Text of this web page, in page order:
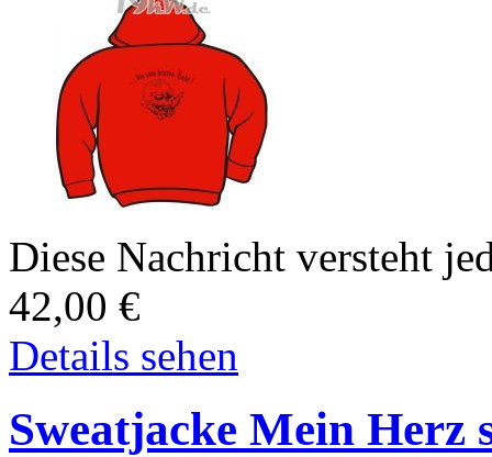
Diese Nachricht versteht
42,00 €
Details sehen
Sweatjacke Mein Herz